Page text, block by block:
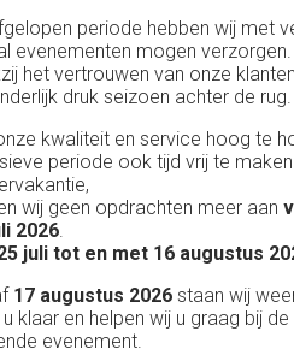
Bank: NL15ABNA0561810710
KvK: 17167131
BTW: NL.1678.53.296.B01
Uw partner in:
Evenementen verhuur
Feestverhuur
Licht- en Geluidverhuur
periode hebben wij met
evenementen mogen verzorgen.
het vertrouwen van onze
druk seizoen achter de rug.
kwaliteit en service hoog te
periode ook tijd vrij te
wij geen opdrachten meer aan
2026.
juli tot en met 16 augustus
17 augustus 2026 staan wij
klaar en helpen wij u graag bij
evenement.